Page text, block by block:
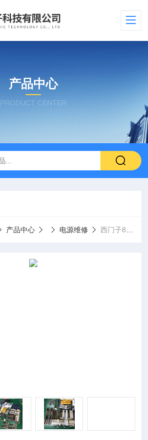
产品中心
PRODUCT CENTER
产品中心 电源维修 西门子840D数控系统通讯不上故障维修